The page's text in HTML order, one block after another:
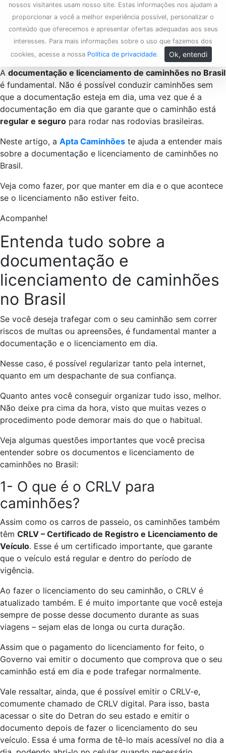
nossos visitantes usam nosso site. Estas informações nos ajudam a
proporcionar a você a melhor experiência possível, personalizar o
conteúdo que oferecemos e apresentar ofertas adequadas aos seus
interesses. Para mais informações sobre o uso que fazemos dos
cookies, acesse a nossa Política de privacidade. Ok, entendi
A documentação e licenciamento de caminhões no Brasil
é fundamental. Não é possível conduzir caminhões sem
que a documentação esteja em dia, uma vez que é a
documentação em dia que garante que o caminhão está
regular e seguro para rodar nas rodovias brasileiras.
Neste artigo, a Apta Caminhões te ajuda a entender mais
sobre a documentação e licenciamento de caminhões no
Brasil.
Veja como fazer, por que manter em dia e o que acontece
se o licenciamento não estiver feito.
Acompanhe!
Entenda tudo sobre a
documentação e
licenciamento de caminhões
no Brasil
Se você deseja trafegar com o seu caminhão sem correr
riscos de multas ou apreensões, é fundamental manter a
documentação e o licenciamento em dia.
Nesse caso, é possível regularizar tanto pela internet,
quanto em um despachante de sua confiança.
Quanto antes você conseguir organizar tudo isso, melhor.
Não deixe pra cima da hora, visto que muitas vezes o
procedimento pode demorar mais do que o habitual.
Veja algumas questões importantes que você precisa
entender sobre os documentos e licenciamento de
caminhões no Brasil:
1- O que é o CRLV para
caminhões?
Assim como os carros de passeio, os caminhões também
têm CRLV – Certificado de Registro e Licenciamento de
Veículo. Esse é um certificado importante, que garante
que o veículo está regular e dentro do período de
vigência.
Ao fazer o licenciamento do seu caminhão, o CRLV é
atualizado também. E é muito importante que você esteja
sempre de posse desse documento durante as suas
viagens – sejam elas de longa ou curta duração.
Assim que o pagamento do licenciamento for feito, o
Governo vai emitir o documento que comprova que o seu
caminhão está em dia e pode trafegar normalmente.
Vale ressaltar, ainda, que é possível emitir o CRLV-e,
comumente chamado de CRLV digital. Para isso, basta
acessar o site do Detran do seu estado e emitir o
documento depois de fazer o licenciamento do seu
veículo. Essa é uma forma de tê-lo mais acessível no dia a